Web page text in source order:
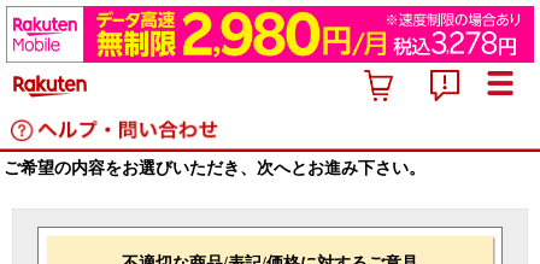
ご希望の内容をお選びいただき、次へとお進み下さい。